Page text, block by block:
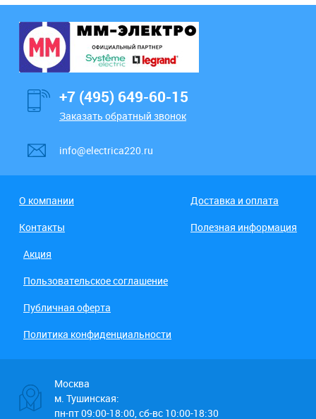
+7 (495) 649-60-15
Заказать обратный звонок
info@electrica220.ru
О компании
Доставка и оплата
Контакты
Полезная информация
Акция
Пользовательское соглашение
Публичная оферта
Политика конфиденциальности
Москва
м. Тушинская:
пн-пт 09:00-18:00, сб-вс 10:00-18:30